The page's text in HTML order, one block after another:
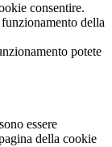
consentire.
della
potete
essere
della cookie